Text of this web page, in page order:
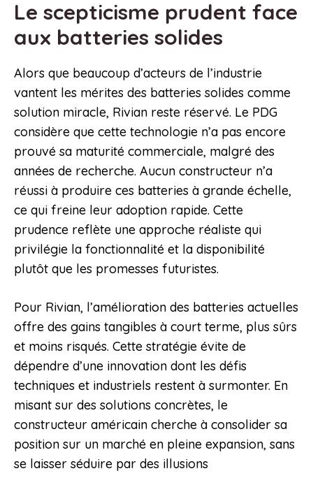
Le scepticisme prudent face
aux batteries solides
Alors que beaucoup d’acteurs de l’industrie
vantent les mérites des batteries solides comme
solution miracle, Rivian reste réservé. Le PDG
considère que cette technologie n’a pas encore
prouvé sa maturité commerciale, malgré des
années de recherche. Aucun constructeur n’a
réussi à produire ces batteries à grande échelle,
ce qui freine leur adoption rapide. Cette
prudence reflète une approche réaliste qui
privilégie la fonctionnalité et la disponibilité
plutôt que les promesses futuristes.
Pour Rivian, l’amélioration des batteries actuelles
offre des gains tangibles à court terme, plus sûrs
et moins risqués. Cette stratégie évite de
dépendre d’une innovation dont les défis
techniques et industriels restent à surmonter. En
misant sur des solutions concrètes, le
constructeur américain cherche à consolider sa
position sur un marché en pleine expansion, sans
se laisser séduire par des illusions